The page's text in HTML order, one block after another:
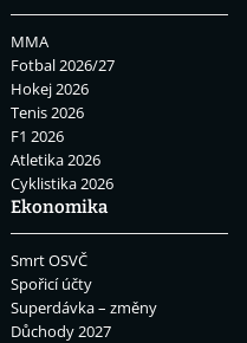
MMA
Fotbal 2026/27
Hokej 2026
Tenis 2026
F1 2026
Atletika 2026
Cyklistika 2026
Ekonomika
Smrt OSVČ
Spořicí účty
Superdávka – změny
Důchody 2027